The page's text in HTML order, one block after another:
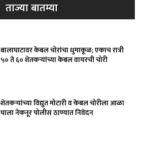
ताज्या बातम्या
बालाघाटावर केबल चोरांचा धुमाकूळ; एकाच रात्री
५० ते ६० शेतकऱ्यांच्या केबल वायरची चोरी
शेतकऱ्यांच्या विद्युत मोटारी व केबल चोरीला आळा
घाला नेकनूर पोलीस ठाण्यात निवेदन